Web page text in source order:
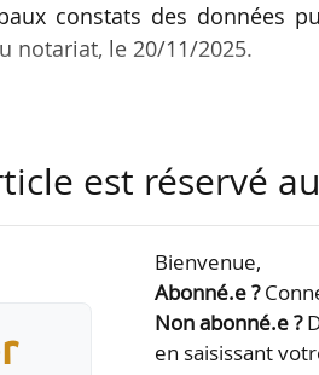
constats des données
notariat, le 20/11/2025.
des logements anciens est
troisième trimestre 2025,
% pour les appartements
est réservé
Bienvenue,
Abonné.e ?
Non abonné.e ?
en saisissant